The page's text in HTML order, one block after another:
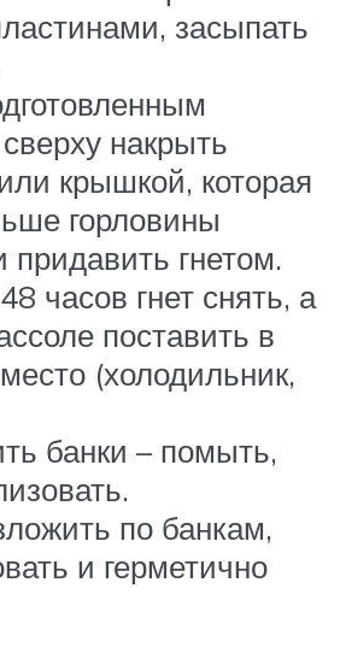
засыпать
накрыть
крышкой, которая
горловины
придавить гнетом.
часов гнет снять, а
поставить в
(холодильник,
банки – помыть,
по банкам,
и герметично